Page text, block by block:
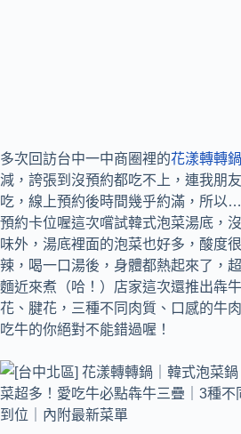
多次回訪台中一中商圈裡的花漾轉轉鍋
減，誇張到沒預約都吃不上，連我朋
吃，線上預約後時間幾乎約滿，所以
預約卡位喔這次嚐試韓式泡菜湯底，
味外，湯底裡面的泡菜也好多，酸度
辣，喝一口湯後，身體都熱起來了，
麵近來煮（哈！）店家這次還推出犇
花、腱花，三種不同肉質、口感的牛
吃牛的你絕對不能錯過喔！